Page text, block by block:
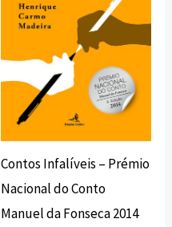
Contos Infalíveis – Prémio
Nacional do Conto
Manuel da Fonseca 2014